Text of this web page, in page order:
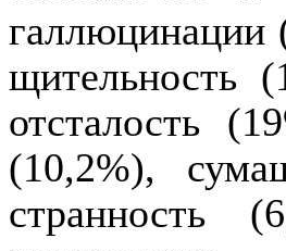
галлюцинации
щительность
отсталость
(10,2%),
странность